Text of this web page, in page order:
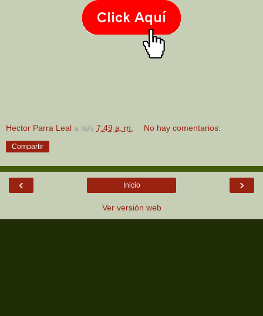
Hector Parra Leal a la/s 7:49 a. m. No hay comentarios:
Compartir
‹ ›
Inicio
Ver versión web